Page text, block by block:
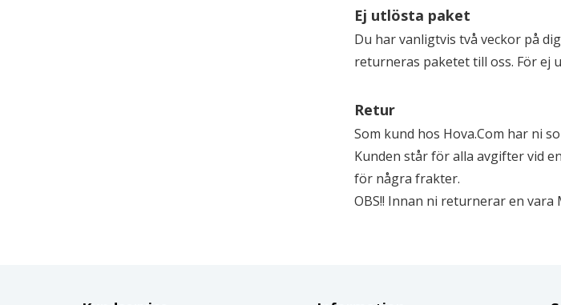
Ej utlösta paket
Du har vanligtvis två veckor på
returneras paketet till oss. För ej
Retur
Som kund hos Hova.Com har ni
Kunden står för alla avgifter vid
för några frakter.
OBS!! Innan ni returnerar en vara